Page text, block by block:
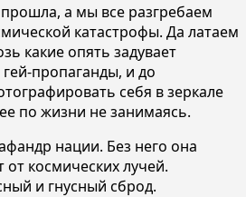
а мы все разгребаем
катастрофы. Да латаем
какие опять задувает
пропаганды, и до
себя в зеркале
по жизни не занимаясь.
нации. Без него она
от космических лучей.
и гнусный сброд.